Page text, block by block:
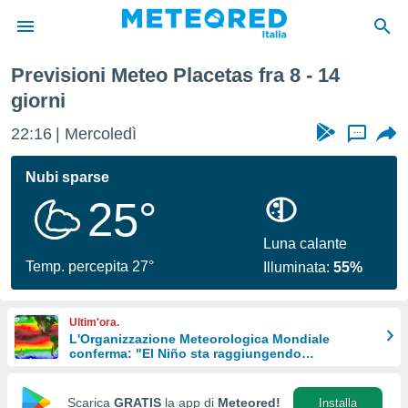
di
per
di
Web
le
Previsioni Meteo Placetas fra 8 - 14
giorni
22:16 Mercoledì ...
Nubi sparse
25°
Temp. percepita 27°
Luna calante
Illuminata:55%
Ultim'ora.
L'Organizzazione Meteorologica Mondiale
conferma: "El Niño sta raggiungendo
Scarica GRATIS la app di Meteored! Installa